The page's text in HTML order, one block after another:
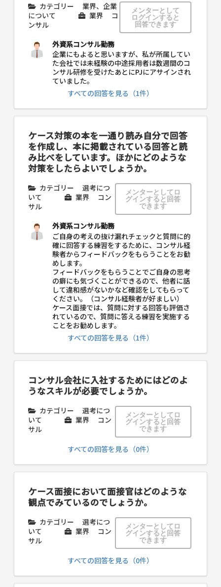
カテゴリー
業界、企業
について
業界
コ
ンサル
メンターとして
ログインすると
回答できます
外資系コンサル勤務
企業にもよると思いますが、私が所属してい
た会社では未経験の中途採用者は数週間のコ
ンサル研修を受けたあとにPJにアサインされ
ていました。
すべての回答を見る（1件）
ケース対策の本を一通り読み自分で回答
を作成し、本に掲載されている回答と読
み比べをしています。ほかにどのような
対策をしたらよいでしょうか。
カテゴリー
選考につ
いて
業界
コン
サル
メンターとしてロ
グインすると回答
できます
外資系コンサル勤務
ご自身の考えの抜け漏れチェックと質問に的
確に回答する練習をするために、コンサル経
験者からフィードバックをもらうことをお勧
めします。
フィードバックをもらうことでご自身の思考
の癖にも気づくことができるので、他者に話
して違和感がないかなど確認をしてもらって
ください。（コンサル経験者が好ましい）
ケース面接では、質問に対する回答も評価さ
れているので、質問に答える練習を実施する
ことをお勧めします。
すべての回答を見る（1件）
コンサル会社に入社するためにはどのよ
うなスキルが必要でしょうか。
カテゴリー
選考につ
いて
業界
コン
サル
メンターとしてロ
グインすると回答
できます
すべての回答を見る（0件）
ケース面接において面接官はどのような
観点でみているのでしょうか。
カテゴリー
選考につ
いて
業界
コン
サル
メンターとしてロ
グインすると回答
できます
すべての回答を見る（0件）